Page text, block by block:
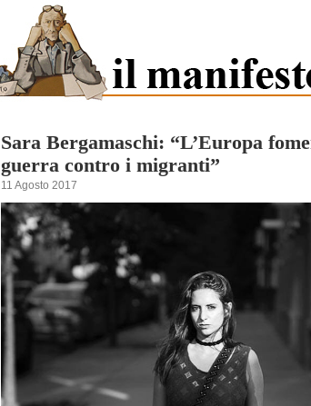
Sara Bergamaschi: “L’Europa
guerra contro i migranti”
11 Agosto 2017